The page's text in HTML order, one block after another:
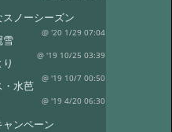
ノーシーズン
@ '20 1/29 07:04
雪
@ '19 10/25 03:39
@ '19 10/7 00:50
・水芭
@ '19 4/20 06:30
ャンペーン